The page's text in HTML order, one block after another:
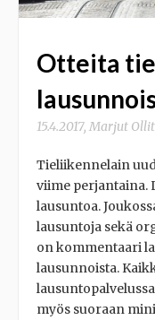
Otteita
15.4.2017, Marjut
Tieliikennelain
viime perjantaina.
lausuntoa.
lausuntoja sekä
on kommentaari
lausunnoista.
myös suoraan